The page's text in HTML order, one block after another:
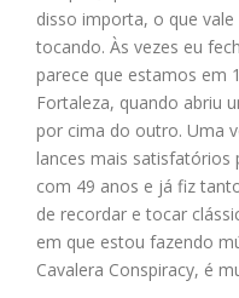
disso importa, o que
tocando. Às vezes eu
parece que estamos em
Fortaleza, quando abriu
por cima do outro. Uma
lances mais satisfatórios
com 49 anos e já fiz
de recordar e tocar
em que estou fazendo
Cavalera Conspiracy, é